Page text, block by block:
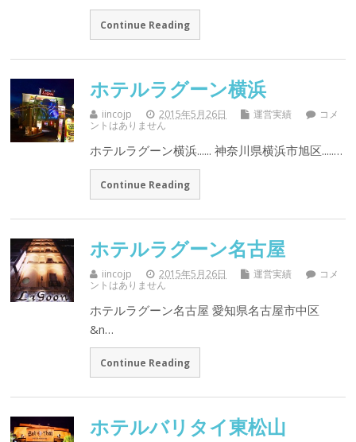
Continue Reading
ホテルラグーン横浜
iincojp 2015年5月26日 運営実績
コメ
ントはありません
ホテルラグーン横浜...... 神奈川県横浜市旭区.....…
Continue Reading
ホテルラグーン名古屋
iincojp 2015年5月26日 運営実績
コメ
ントはありません
ホテルラグーン名古屋 愛知県名古屋市中区
&n…
Continue Reading
ホテルバリタイ東松山